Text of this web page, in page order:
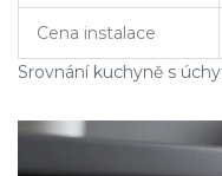
Srovnání kuchyně s
Cena instalace